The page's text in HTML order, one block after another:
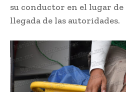
su conductor en el lugar de
llegada de las autoridades.